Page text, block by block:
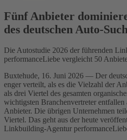
Fünf Anbieter
des deutschen Auto-
Die Autostudie 2026 der führenden
performanceLiebe vergleicht 50
Buxtehude, 16. Juni 2026 — Der
enger verteilt, als es die Vielzahl der
als drei Viertel des gesamten
wichtigsten Branchenvertreter
Anbieter. Die übrigen Unternehmen
Viertel. Das geht aus der heute
Linkbuilding-Agentur